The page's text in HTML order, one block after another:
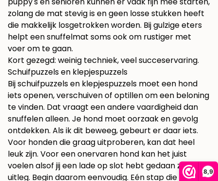
8,9
zolang de mat stevig is en geen losse stukken heeft
die makkelijk losgetrokken worden. Bij gulzige eters
helpt een snuffelmat soms ook om rustiger met
voer om te gaan.
Kort gezegd: weinig techniek, veel succeservaring.
Schuifpuzzels en klepjespuzzels
Bij schuifpuzzels en klepjespuzzels moet een hond
iets openen, verschuiven of optillen om een beloning
te vinden. Dat vraagt een andere vaardigheid dan
snuffelen alleen. Je hond moet oorzaak en gevolg
ontdekken. Als ik dit beweeg, gebeurt er daar iets.
Voor honden die graag uitproberen, kan dat heel
leuk zijn. Voor een onervaren hond kan het juist
voelen alsof jij een lade op slot hebt gedaan zonder
uitleg. Begin daarom eenvoudig. Eén stap die lukt is